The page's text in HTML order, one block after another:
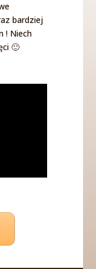
bardziej
! Niech
🙂